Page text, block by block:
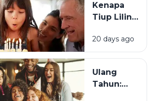
Kenapa
Tiup Lilin
Tradisi
Saat Ulang
20 days ago
Ulang
Tahun: